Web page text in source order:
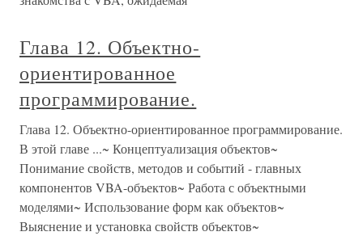
Глава 12. Объектно-
ориентированное
программирование.
Глава 12. Объектно-ориентированное программирование.
В этой главе ...~ Концептуализация объектов~
Понимание свойств, методов и событий - главных
компонентов VBA-объектов~ Работа с объектными
моделями~ Использование форм как объектов~
Выяснение и установка свойств объектов~